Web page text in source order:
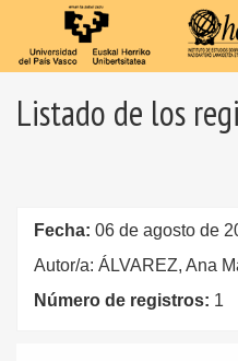
Listado de los
Fecha: 06 de agosto de
Autor/a: ÁLVAREZ, Ana
Número de registros: 1